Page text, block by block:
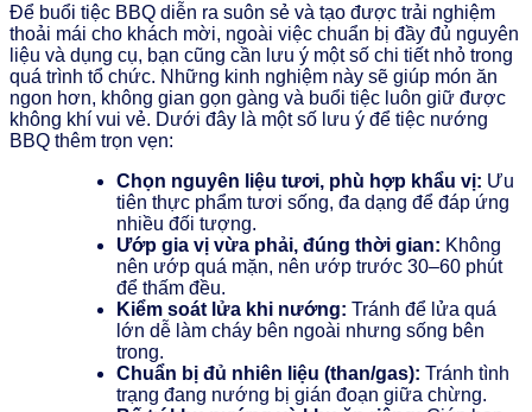
Để buổi tiệc BBQ diễn ra suôn sẻ và tạo được trải nghiệm
thoải mái cho khách mời, ngoài việc chuẩn bị đầy đủ nguyên
liệu và dụng cụ, bạn cũng cần lưu ý một số chi tiết nhỏ trong
quá trình tổ chức. Những kinh nghiệm này sẽ giúp món ăn
ngon hơn, không gian gọn gàng và buổi tiệc luôn giữ được
không khí vui vẻ. Dưới đây là một số lưu ý để tiệc nướng
BBQ thêm trọn vẹn:
Chọn nguyên liệu tươi, phù hợp khẩu vị: Ưu
tiên thực phẩm tươi sống, đa dạng để đáp ứng
nhiều đối tượng.
Ướp gia vị vừa phải, đúng thời gian: Không
nên ướp quá mặn, nên ướp trước 30–60 phút
để thấm đều.
Kiểm soát lửa khi nướng: Tránh để lửa quá
lớn dễ làm cháy bên ngoài nhưng sống bên
trong.
Chuẩn bị đủ nhiên liệu (than/gas): Tránh tình
trạng đang nướng bị gián đoạn giữa chừng.